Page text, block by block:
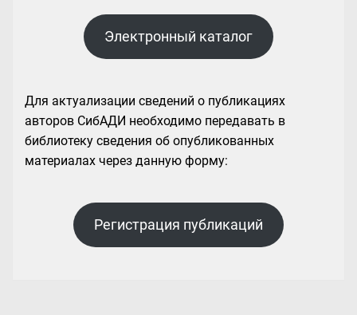
Электронный каталог
Для актуализации сведений о публикациях
авторов СибАДИ необходимо передавать в
библиотеку сведения об опубликованных
материалах через данную форму:
Регистрация публикаций